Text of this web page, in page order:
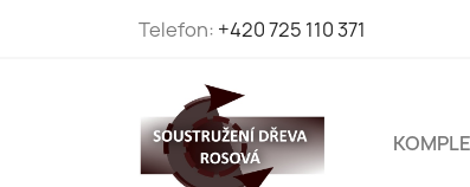
Telefon: +420 725 110 371